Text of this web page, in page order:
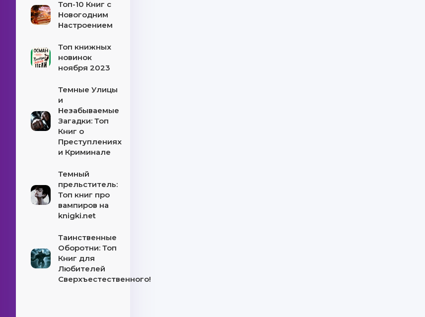
Топ-10 Книг с
Новогодним
Настроением
Топ книжных
новинок
ноября 2023
Темные Улицы
и
Незабываемые
Загадки: Топ
Книг о
Преступлениях
и Криминале
Темный
прельститель:
Топ книг про
вампиров на
knigki.net
Таинственные
Оборотни: Топ
Книг для
Любителей
Сверхъестественного!